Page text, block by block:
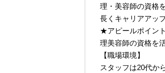
理・美容師の資格
長くキャリアアッ
★アピールポイン
理美容師の資格を
【職場環境】
スタッフは20代か